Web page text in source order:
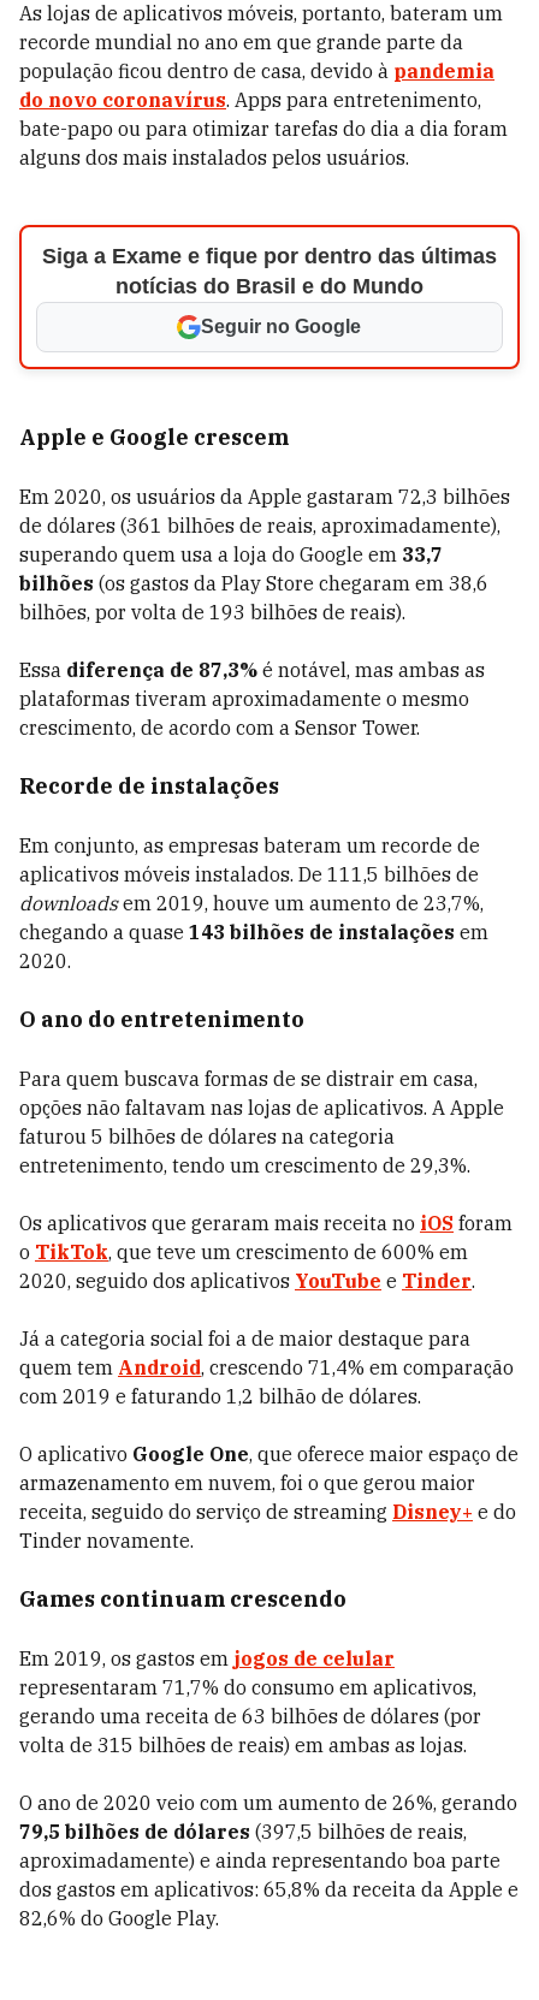
As lojas de aplicativos móveis, portanto, bateram um
recorde mundial no ano em que grande parte da
população ficou dentro de casa, devido à pandemia
do novo coronavírus. Apps para entretenimento,
bate-papo ou para otimizar tarefas do dia a dia foram
alguns dos mais instalados pelos usuários.
Siga a Exame e fique por dentro das últimas
notícias do Brasil e do Mundo
Seguir no Google
Apple e Google crescem
Em 2020, os usuários da Apple gastaram 72,3 bilhões
de dólares (361 bilhões de reais, aproximadamente),
superando quem usa a loja do Google em 33,7
bilhões (os gastos da Play Store chegaram em 38,6
bilhões, por volta de 193 bilhões de reais).
Essa diferença de 87,3% é notável, mas ambas as
plataformas tiveram aproximadamente o mesmo
crescimento, de acordo com a Sensor Tower.
Recorde de instalações
Em conjunto, as empresas bateram um recorde de
aplicativos móveis instalados. De 111,5 bilhões de
downloadsem 2019, houve um aumento de 23,7%,
chegando a quase 143 bilhões de instalações em
2020.
O ano do entretenimento
Para quem buscava formas de se distrair em casa,
opções não faltavam nas lojas de aplicativos. A Apple
faturou 5 bilhões de dólares na categoria
entretenimento, tendo um crescimento de 29,3%.
Os aplicativos que geraram mais receita no iOS foram
o TikTok, que teve um crescimento de 600% em
2020, seguido dos aplicativos YouTube e Tinder.
Já a categoria social foi a de maior destaque para
quem tem Android, crescendo 71,4% em comparação
com 2019 e faturando 1,2 bilhão de dólares.
O aplicativo Google One, que oferece maior espaço de
armazenamento em nuvem, foi o que gerou maior
receita, seguido do serviço de streaming Disney+ e do
Tinder novamente.
Games continuam crescendo
Em 2019, os gastos em jogos de celular
representaram 71,7% do consumo em aplicativos,
gerando uma receita de 63 bilhões de dólares (por
volta de 315 bilhões de reais) em ambas as lojas.
O ano de 2020 veio com um aumento de 26%, gerando
79,5 bilhões de dólares (397,5 bilhões de reais,
aproximadamente) e ainda representando boa parte
dos gastos em aplicativos: 65,8% da receita da Apple e
82,6% do Google Play.